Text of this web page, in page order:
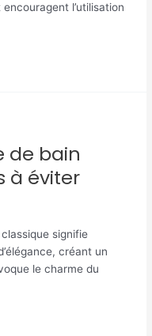
l’utilisation
de bain
à éviter
signifie
créant un
le charme du